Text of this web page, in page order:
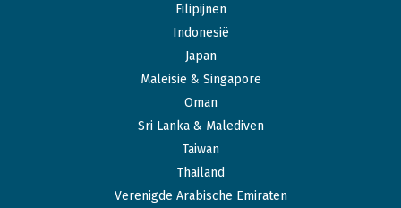
Filipijnen
Indonesië
Japan
Maleisië & Singapore
Oman
Sri Lanka & Malediven
Taiwan
Thailand
Verenigde Arabische Emiraten